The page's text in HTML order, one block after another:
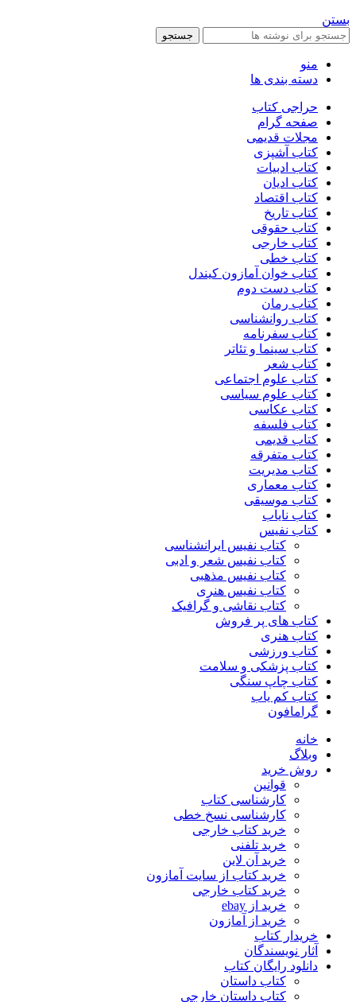
بستن
جستجو
منو
دسته بندی ها
حراجی کتاب
صفحه گرام
مجلات قدیمی
کتاب آشپزی
کتاب ادبیات
کتاب ادیان
کتاب اقتصاد
کتاب تاریخ
کتاب حقوقی
کتاب خارجی
کتاب خطی
کتاب خوان آمازون کیندل
کتاب دست دوم
کتاب رمان
کتاب روانشناسی
کتاب سفرنامه
کتاب سینما و تئاتر
کتاب شعر
کتاب علوم اجتماعی
کتاب علوم سیاسی
کتاب عکاسی
کتاب فلسفه
کتاب قدیمی
کتاب متفرقه
کتاب مدیریت
کتاب معماری
کتاب موسیقی
کتاب نایاب
کتاب نفیس
کتاب نفیس ایرانشناسی
کتاب نفیس شعر و ادبی
کتاب نفیس مذهبی
کتاب نفیس هنری
کتاب نقاشی و گرافیک
کتاب های پر فروش
کتاب هنری
کتاب ورزشی
کتاب پزشکی و سلامت
کتاب چاپ سنگی
کتاب کم یاب
گرامافون
خانه
وبلاگ
روش خرید
قوانین
کارشناسی کتاب
کارشناسی نسخ خطی
خرید کتاب خارجی
خرید تلفنی
خرید آن لاین
خرید کتاب از سایت آمازون
خرید کتاب خارجی
خرید از ebay
خرید از آمازون
خریدار کتاب
آثار نویسندگان
دانلود رایگان کتاب
کتاب داستان
کتاب داستان خارجی